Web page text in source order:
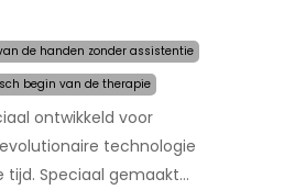
de handen zonder assistentie
begin van de therapie
ontwikkeld voor
technologie
Speciaal gemaakt